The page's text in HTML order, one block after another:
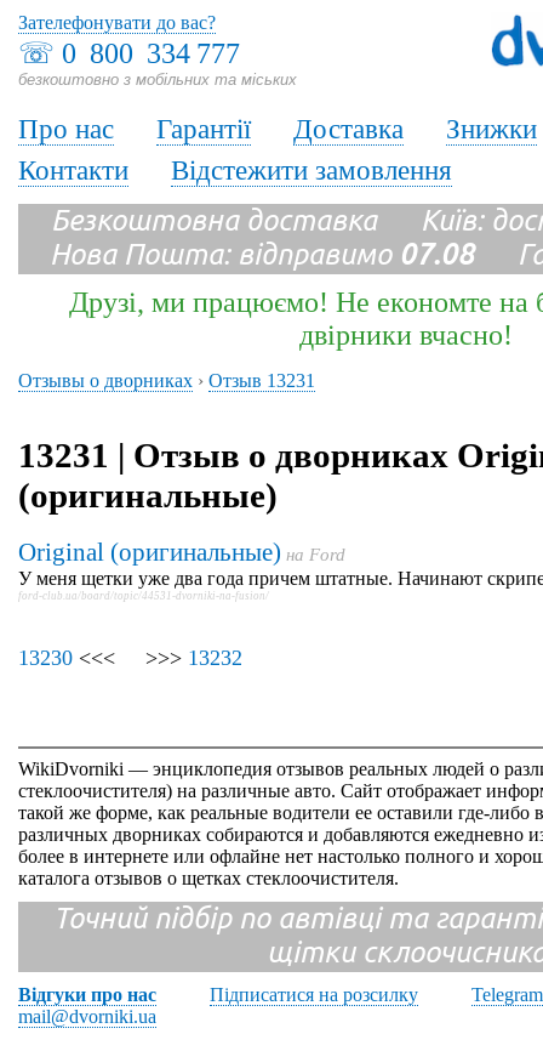
☏ 0 800 334 777
безкоштовно з мобільних та міських
Зателефонувати до вас?
Про нас Гарантії Доставка
Знижки
Контакти
Відстежити замовлення
Безкоштовна доставка Київ:
Нова Пошта: відправимо 07.08
Друзі, ми працюємо! Не економте на
двірники вчасно!
Отзывы о дворниках › Отзыв 13231
13231 | Отзыв о дворниках
(оригинальные)
Original (оригинальные) на Ford
У меня щетки уже два года причем штатные. Начинают
ford-club.ua/board/topic/44531-dvorniki-na-fusion/
13230 <<< >>> 13232
WikiDvorniki — энциклопедия отзывов реальных людей о
стеклоочистителя) на различные авто. Сайт отображает
такой же форме, как реальные водители ее оставили где-либо
различных дворниках собираются и добавляются ежедневно
более в интернете или офлайне нет настолько полного и
каталога отзывов о щетках стеклоочистителя.
Точний підбір по автівці та
щітки
Відгуки про нас Підписатися на розсилку
Telegram
mail@dvorniki.ua